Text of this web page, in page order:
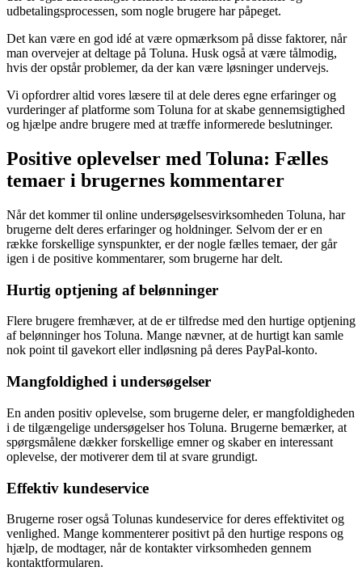
udbetalingsprocessen, som nogle brugere har påpeget.
Det kan være en god idé at være opmærksom på disse faktorer, når
man overvejer at deltage på Toluna. Husk også at være tålmodig,
hvis der opstår problemer, da der kan være løsninger undervejs.
Vi opfordrer altid vores læsere til at dele deres egne erfaringer og
vurderinger af platforme som Toluna for at skabe gennemsigtighed
og hjælpe andre brugere med at træffe informerede beslutninger.
Positive oplevelser med Toluna: Fælles
temaer i brugernes kommentarer
Når det kommer til online undersøgelsesvirksomheden Toluna, har
brugerne delt deres erfaringer og holdninger. Selvom der er en
række forskellige synspunkter, er der nogle fælles temaer, der går
igen i de positive kommentarer, som brugerne har delt.
Hurtig optjening af belønninger
Flere brugere fremhæver, at de er tilfredse med den hurtige optjening
af belønninger hos Toluna. Mange nævner, at de hurtigt kan samle
nok point til gavekort eller indløsning på deres PayPal-konto.
Mangfoldighed i undersøgelser
En anden positiv oplevelse, som brugerne deler, er mangfoldigheden
i de tilgængelige undersøgelser hos Toluna. Brugerne bemærker, at
spørgsmålene dækker forskellige emner og skaber en interessant
oplevelse, der motiverer dem til at svare grundigt.
Effektiv kundeservice
Brugerne roser også Tolunas kundeservice for deres effektivitet og
venlighed. Mange kommenterer positivt på den hurtige respons og
hjælp, de modtager, når de kontakter virksomheden gennem
kontaktformularen.